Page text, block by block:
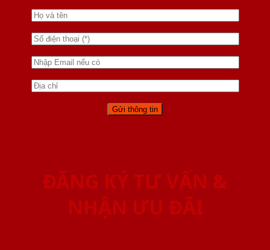
ĐĂNG KÝ TƯ VẤN &
NHẬN ƯU ĐÃI